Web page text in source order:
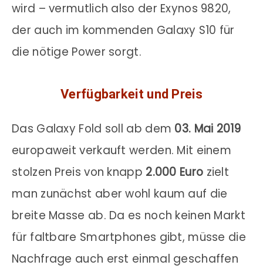
wird – vermutlich also der Exynos 9820,
der auch im kommenden Galaxy S10 für
die nötige Power sorgt.
Verfügbarkeit und Preis
Das Galaxy Fold soll ab dem 03. Mai 2019
europaweit verkauft werden. Mit einem
stolzen Preis von knapp 2.000 Euro zielt
man zunächst aber wohl kaum auf die
breite Masse ab. Da es noch keinen Markt
für faltbare Smartphones gibt, müsse die
Nachfrage auch erst einmal geschaffen